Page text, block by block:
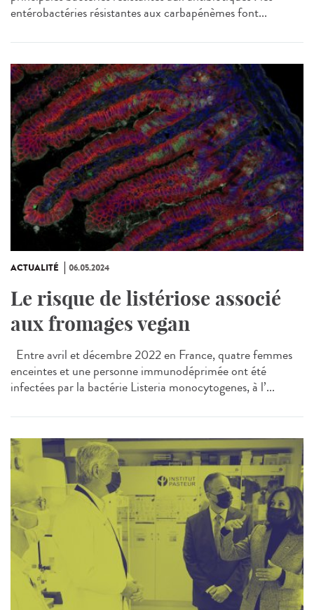
entérobactéries résistantes aux carbapénèmes font...
ACTUALITÉ 06.05.2024
Le risque de listériose associé
aux fromages vegan
Entre avril et décembre 2022 en France, quatre femmes
enceintes et une personne immunodéprimée ont été
infectées par la bactérie Listeria monocytogenes, à l’...